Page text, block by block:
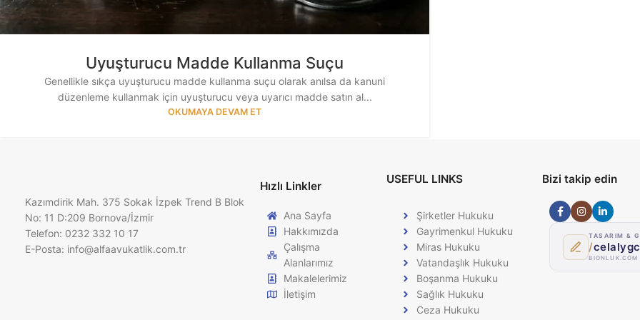
Uyuşturucu Madde Kullanma Suçu
Genellikle sıkça uyuşturucu madde kullanma suçu olarak anılsa da kanuni
düzenleme kullanmak için uyuşturucu veya uyarıcı madde satın al...
OKUMAYA DEVAM ET
Kazımdirik Mah. 375 Sokak İzpek Trend B Blok
No: 11 D:209 Bornova/İzmir
Telefon: 0232 332 10 17
E-Posta: info@alfaavukatlik.com.tr
Hızlı Linkler
Ana Sayfa
Hakkımızda
Çalışma
Alanlarımız
Makalelerimiz
İletişim
USEFUL LINKS
Şirketler Hukuku
Gayrimenkul Hukuku
Miras Hukuku
Vatandaşlık Hukuku
Boşanma Hukuku
Sağlık Hukuku
Ceza Hukuku
Bizi takip edin
TASARIM &
/celalygc
BIONLUK.COM